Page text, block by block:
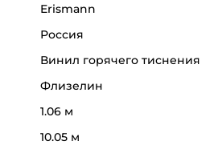
Erismann
Россия
Винил горячего тиснения
Флизелин
1.06 м
10.05 м